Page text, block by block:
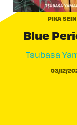
PIKA
Blue
Tsubasa
03/12/